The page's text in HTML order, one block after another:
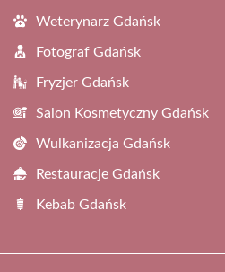
Weterynarz Gdańsk
Fotograf Gdańsk
Fryzjer Gdańsk
Salon Kosmetyczny Gdańsk
Wulkanizacja Gdańsk
Restauracje Gdańsk
Kebab Gdańsk